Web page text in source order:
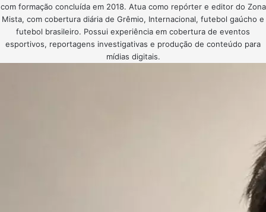
com formação concluída em 2018. Atua como repórter e editor do Zona
Mista, com cobertura diária de Grêmio, Internacional, futebol gaúcho e
futebol brasileiro. Possui experiência em cobertura de eventos
esportivos, reportagens investigativas e produção de conteúdo para
mídias digitais.